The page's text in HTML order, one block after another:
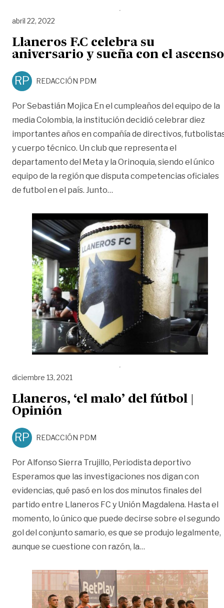
abril 22, 2022
Llaneros F.C celebra su
aniversario y sueña con el ascenso
RP REDACCIÓN PDM
Por Sebastián Mojica En el cumpleaños del equipo de la
media Colombia, la institución decidió celebrar diez
importantes años en compañía de directivos,
y cuerpo técnico. Un club que representa el
departamento del Meta y la Orinoquia, siendo el único
equipo de la región que disputa competencias oficiales
de futbol en el país. Junto…
diciembre 13, 2021
Llaneros, ‘el malo’ del fútbol |
Opinión
RP REDACCIÓN PDM
Por Alfonso Sierra Trujillo, Periodista deportivo
Esperamos que las investigaciones nos digan con
evidencias, qué pasó en los dos minutos finales del
partido entre Llaneros FC y Unión Magdalena. Hasta el
momento, lo único que puede decirse sobre el segundo
gol del conjunto samario, es que se produjo legalmente,
aunque se cuestione con razón, la…